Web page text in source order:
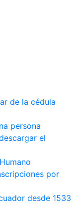
de la cédula
persona
el
por
desde 1533